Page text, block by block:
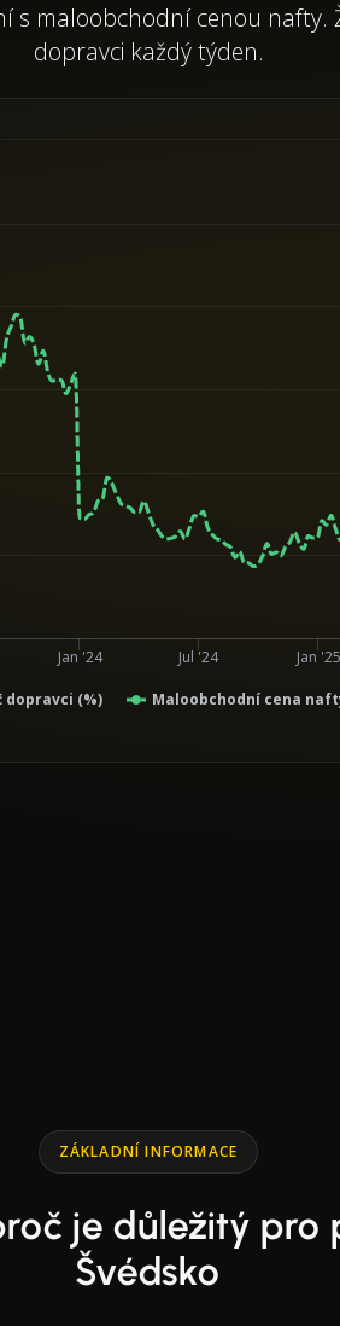
s maloobchodní cenou
dopravci každý týden.
dopravci (%) Maloobchodní cena
Jan '24 Jul '24 Jan '25
ZÁKLADNÍ INFORMACE
je důležitý pro
Švédsko